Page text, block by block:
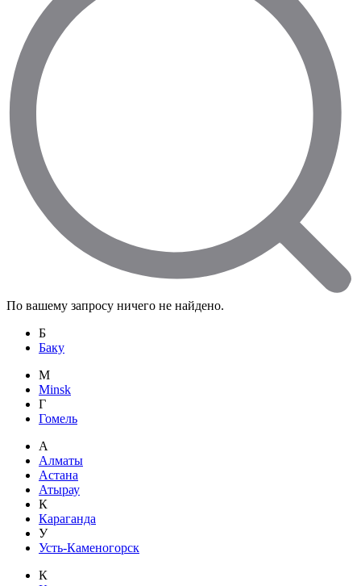
По вашему запросу ничего не найдено.
Б
Баку
M
Minsk
Г
Гомель
А
Алматы
Астана
Атырау
К
Караганда
У
Усть-Каменогорск
К